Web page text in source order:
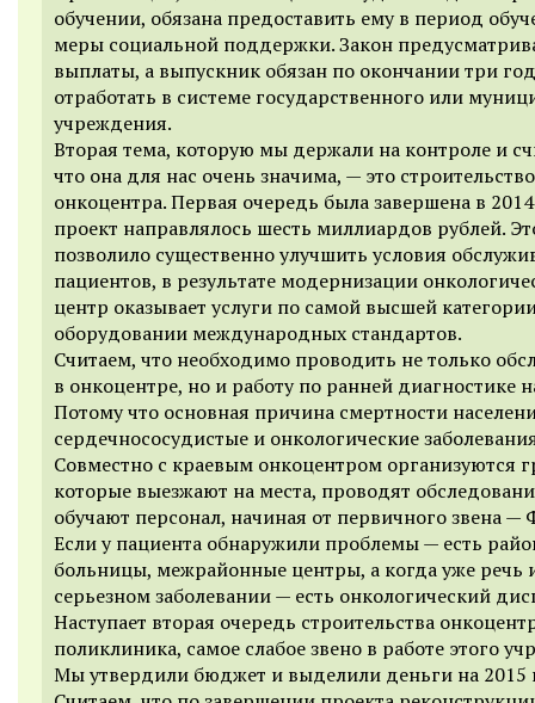
обучении, обязана предоставить ему в период
меры социальной поддержки. Закон
выплаты, а выпускник обязан по окончании три
отработать в системе государственного или
учреждения.
Вторая тема, которую мы держали на контроле и
что она для нас очень значима, — это строительство
онкоцентра. Первая очередь была завершена в
проект направлялось шесть миллиардов рублей.
позволило существенно улучшить условия
пациентов, в результате модернизации
центр оказывает услуги по самой высшей
оборудовании международных стандартов.
Считаем, что необходимо проводить не только
в онкоцентре, но и работу по ранней диагностике
Потому что основная причина смертности
сердечнососудистые и онкологические
Совместно с краевым онкоцентром организуются
которые выезжают на места, проводят
обучают персонал, начиная от первичного звена —
Если у пациента обнаружили проблемы — есть
больницы, межрайонные центры, а когда уже речь
серьезном заболевании — есть онкологический
Наступает вторая очередь строительства
поликлиника, самое слабое звено в работе этого
Мы утвердили бюджет и выделили деньги на 2015